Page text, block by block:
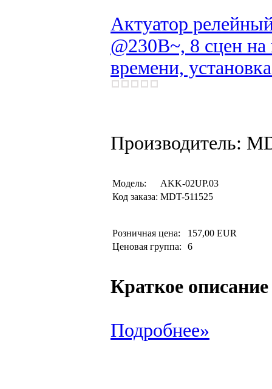
Актуатор
@230В~, 8 сцен
времени,
Производитель:
Модель:
AKK-02UP.03
Код заказа: MDT-511525
Розничная цена:
157,00 EUR
Ценовая группа:
6
Краткое описание
Подробнее»